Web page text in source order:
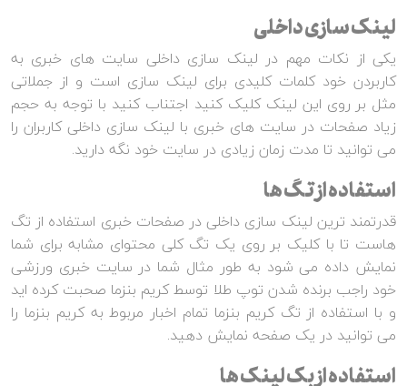
لینک سازی داخلی
یکی از نکات مهم در لینک سازی داخلی سایت های خبری به
کاربردن خود کلمات کلیدی برای لینک سازی است و از جملاتی
مثل بر روی این لینک کلیک کنید اجتناب کنید با توجه به حجم
زیاد صفحات در سایت های خبری با لینک سازی داخلی کاربران را
می توانید تا مدت زمان زیادی در سایت خود نگه دارید.
استفاده از تگ ها
قدرتمند ترین لینک سازی داخلی در صفحات خبری استفاده از تگ
هاست تا با کلیک بر روی یک تگ کلی محتوای مشابه برای شما
نمایش داده می شود به طور مثال شما در سایت خبری ورزشی
خود راجب برنده شدن توپ طلا توسط کریم بنزما صحبت کرده اید
و با استفاده از تگ کریم بنزما تمام اخبار مربوط به کریم بنزما را
می توانید در یک صفحه نمایش دهید.
استفاده از بک لینک ها